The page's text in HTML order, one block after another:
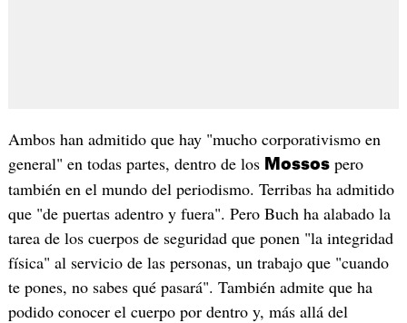
Ambos han admitido que hay "mucho corporativismo en
general" en todas partes, dentro de los Mossospero
también en el mundo del periodismo. Terribas ha admitido
que "de puertas adentro y fuera". Pero Buch ha alabado la
tarea de los cuerpos de seguridad que ponen "la integridad
física" al servicio de las personas, un trabajo que "cuando
te pones, no sabes qué pasará". También admite que ha
podido conocer el cuerpo por dentro y, más allá del